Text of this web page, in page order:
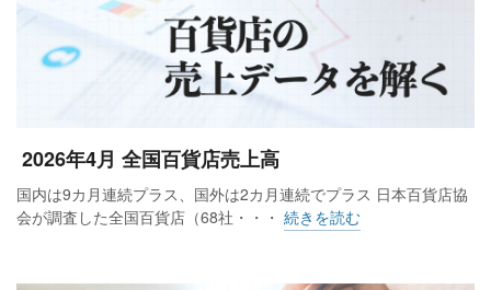
2026年4月 全国百貨店売上高
国内は9カ月連続プラス、国外は2カ月連続でプラス 日本百貨店協
会が調査した全国百貨店（68社・・・ 続きを読む